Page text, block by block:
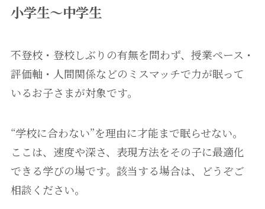
小学生～中学生
不登校・登校しぶりの有無を問わず、授業ペース・
評価軸・人間関係などのミスマッチで力が眠って
いるお子さまが対象です。
“学校に合わない”を理由に才能まで眠らせない。
ここは、速度や深さ、表現方法をその子に最適化
できる学びの場です。該当する場合は、どうぞご
相談ください。